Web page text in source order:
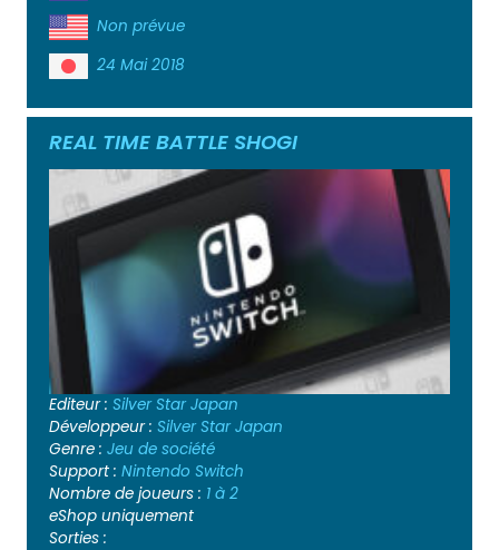
Non prévue
24 Mai 2018
REAL TIME BATTLE SHOGI
Editeur : Silver Star Japan
Développeur : Silver Star Japan
Genre : Jeu de société
Support : Nintendo Switch
Nombre de joueurs : 1 à 2
eShop uniquement
Sorties :